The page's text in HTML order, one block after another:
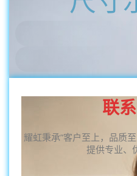
联
耀虹秉承”客户至上，品质
提供专业、